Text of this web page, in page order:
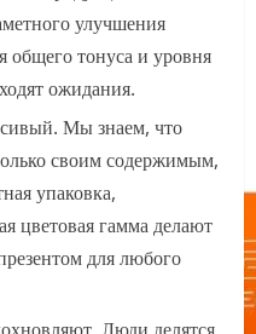
улучшения
тонуса и уровня
ожидания.
Мы знаем, что
своим содержимым,
упаковка,
цветовая гамма делают
для любого